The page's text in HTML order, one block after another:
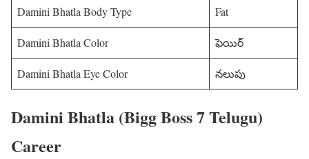
Damini Bhatla Body Type Fat
Damini Bhatla Color ఫెయిర్
Damini Bhatla Eye Color నలుపు
Damini Bhatla (Bigg Boss 7 Telugu)
Career